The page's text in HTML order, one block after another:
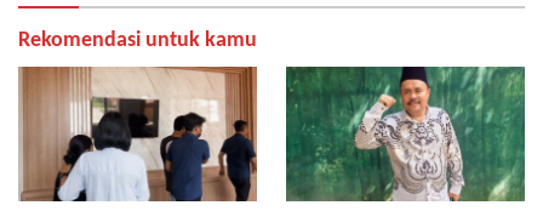
Rekomendasi untuk kamu